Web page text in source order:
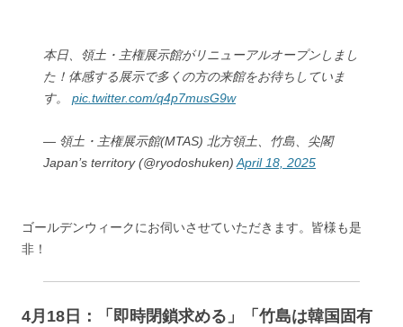
本日、領土・主権展示館がリニューアルオープンしまし
た！体感する展示で多くの方の来館をお待ちしていま
す。 pic.twitter.com/q4p7musG9w
— 領土・主権展示館(MTAS) 北方領土、竹島、尖閣
Japan’s territory (@ryodoshuken)April 18, 2025
ゴールデンウィークにお伺いさせていただきます。皆様も是
非！
4月18日：「即時閉鎖求める」「竹島は韓国固有